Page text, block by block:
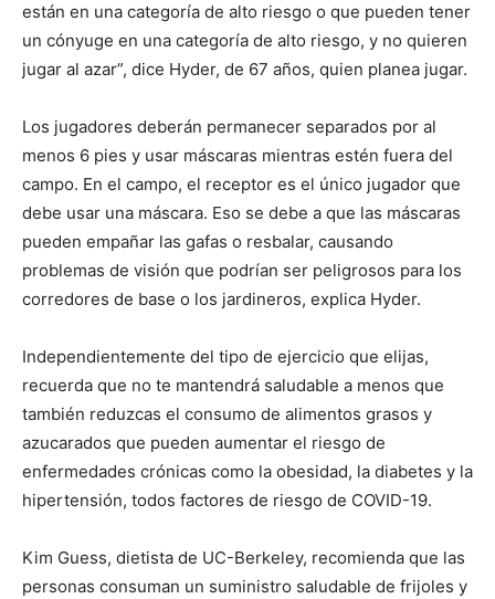
están en una categoría de alto riesgo o que pueden tener
un cónyuge en una categoría de alto riesgo, y no quieren
jugar al azar”, dice Hyder, de 67 años, quien planea jugar.
Los jugadores deberán permanecer separados por al
menos 6 pies y usar máscaras mientras estén fuera del
campo. En el campo, el receptor es el único jugador que
debe usar una máscara. Eso se debe a que las máscaras
pueden empañar las gafas o resbalar, causando
problemas de visión que podrían ser peligrosos para los
corredores de base o los jardineros, explica Hyder.
Independientemente del tipo de ejercicio que elijas,
recuerda que no te mantendrá saludable a menos que
también reduzcas el consumo de alimentos grasos y
azucarados que pueden aumentar el riesgo de
enfermedades crónicas como la obesidad, la diabetes y la
hipertensión, todos factores de riesgo de COVID-19.
Kim Guess, dietista de UC-Berkeley, recomienda que las
personas consuman un suministro saludable de frijoles y